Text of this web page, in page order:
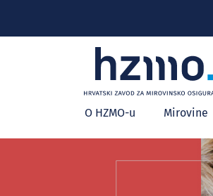
Glavni
izbornik
O HZMO-u Mirovine